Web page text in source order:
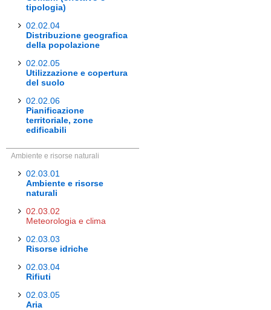
tipologia)
02.02.04
Distribuzione geografica
della popolazione
02.02.05
Utilizzazione e copertura
del suolo
02.02.06
Pianificazione
territoriale, zone
edificabili
Ambiente e risorse naturali
02.03.01
Ambiente e risorse
naturali
02.03.02
Meteorologia e clima
02.03.03
Risorse idriche
02.03.04
Rifiuti
02.03.05
Aria